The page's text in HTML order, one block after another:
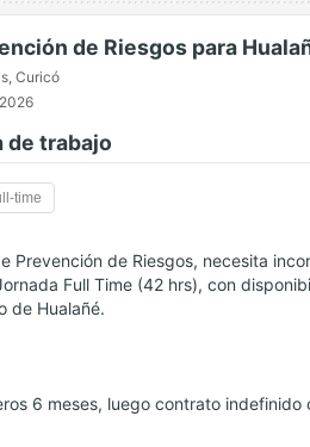
de Riesgos para
Curicó
de trabajo
time
Prevención de Riesgos, necesita
Full Time (42 hrs), con
de Hualañé.
6 meses, luego contrato